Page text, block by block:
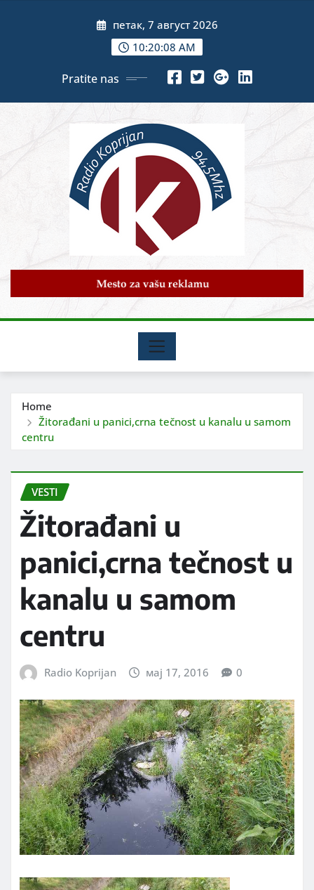
петак, 7 август 2026
10:20:10 AM
Pratite nas
Home
Žitorađani u panici,crna tečnost u kanalu u samom
centru
VESTI
Žitorađani u
panici,crna tečnost u
kanalu u samom
centru
Radio Koprijan мај 17, 2016 0